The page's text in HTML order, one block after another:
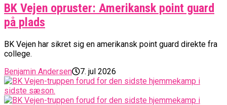
BK Vejen opruster: Amerikansk point guard
på plads
BK Vejen har sikret sig en amerikansk point guard direkte fra
college.
Benjamin Andersen
7. jul 2026